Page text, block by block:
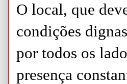
O local, que
condições
por todos os
presença